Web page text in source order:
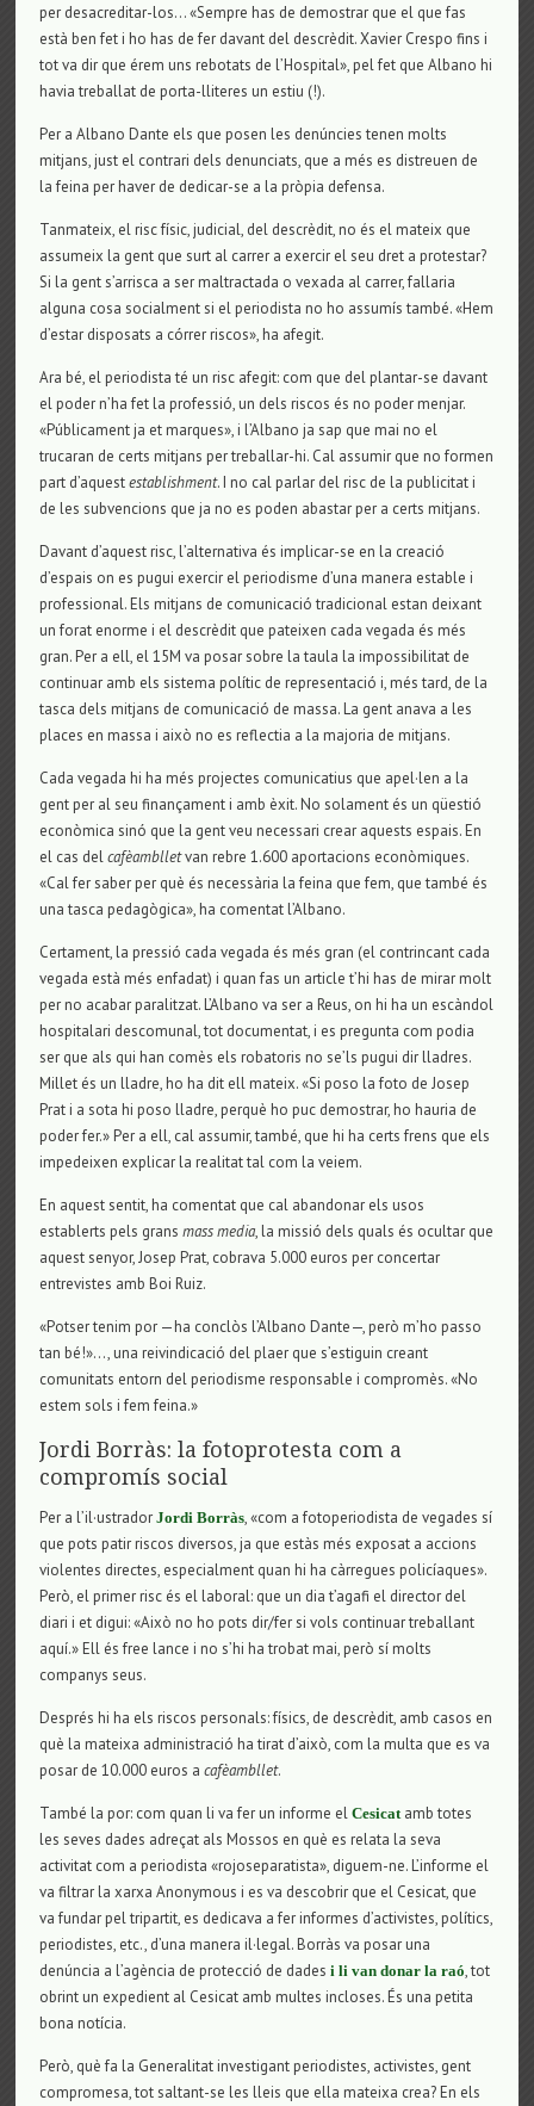
per desacreditar-los… «Sempre has de demostrar que el que fas
està ben fet i ho has de fer davant del descrèdit. Xavier Crespo fins i
tot va dir que érem uns rebotats de l’Hospital», pel fet que Albano hi
havia treballat de porta-lliteres un estiu (!).
Per a Albano Dante els que posen les denúncies tenen molts
mitjans, just el contrari dels denunciats, que a més es distreuen de
la feina per haver de dedicar-se a la pròpia defensa.
Tanmateix, el risc físic, judicial, del descrèdit, no és el mateix que
assumeix la gent que surt al carrer a exercir el seu dret a protestar?
Si la gent s’arrisca a ser maltractada o vexada al carrer, fallaria
alguna cosa socialment si el periodista no ho assumís també. «Hem
d’estar disposats a córrer riscos», ha afegit.
Ara bé, el periodista té un risc afegit: com que del plantar-se davant
el poder n’ha fet la professió, un dels riscos és no poder menjar.
«Públicament ja et marques», i l’Albano ja sap que mai no el
trucaran de certs mitjans per treballar-hi. Cal assumir que no formen
part d’aquestestablishment. I no cal parlar del risc de la publicitat i
de les subvencions que ja no es poden abastar per a certs mitjans.
Davant d’aquest risc, l’alternativa és implicar-se en la creació
d’espais on es pugui exercir el periodisme d’una manera estable i
professional. Els mitjans de comunicació tradicional estan deixant
un forat enorme i el descrèdit que pateixen cada vegada és més
gran. Per a ell, el 15M va posar sobre la taula la impossibilitat de
continuar amb els sistema polític de representació i, més tard, de la
tasca dels mitjans de comunicació de massa. La gent anava a les
places en massa i això no es reflectia a la majoria de mitjans.
Cada vegada hi ha més projectes comunicatius que apel·len a la
gent per al seu finançament i amb èxit. No solament és un qüestió
econòmica sinó que la gent veu necessari crear aquests espais. En
el cas delcafèamblletvan rebre 1.600 aportacions econòmiques.
«Cal fer saber per què és necessària la feina que fem, que també és
una tasca pedagògica», ha comentat l’Albano.
Certament, la pressió cada vegada és més gran (el contrincant cada
vegada està més enfadat) i quan fas un article t’hi has de mirar molt
per no acabar paralitzat. L’Albano va ser a Reus, on hi ha un escàndol
hospitalari descomunal, tot documentat, i es pregunta com podia
ser que als qui han comès els robatoris no se’ls pugui dir lladres.
Millet és un lladre, ho ha dit ell mateix. «Si poso la foto de Josep
Prat i a sota hi poso lladre, perquè ho puc demostrar, ho hauria de
poder fer.» Per a ell, cal assumir, també, que hi ha certs frens que els
impedeixen explicar la realitat tal com la veiem.
En aquest sentit, ha comentat que cal abandonar els usos
establerts pels gransmass media, la missió dels quals és ocultar que
aquest senyor, Josep Prat, cobrava 5.000 euros per concertar
entrevistes amb Boi Ruiz.
«Potser tenim por —ha conclòs l’Albano Dante—, però m’ho passo
tan bé!»…, una reivindicació del plaer que s’estiguin creant
comunitats entorn del periodisme responsable i compromès. «No
estem sols i fem feina.»
Jordi Borràs: la fotoprotesta com a
compromís social
Per a l’il·ustradorJordi Borràs, «com a fotoperiodista de vegades sí
que pots patir riscos diversos, ja que estàs més exposat a accions
violentes directes, especialment quan hi ha càrregues policíaques».
Però, el primer risc és el laboral: que un dia t’agafi el director del
diari i et digui: «Això no ho pots dir/fer si vols continuar treballant
aquí.» Ell és free lance i no s’hi ha trobat mai, però sí molts
companys seus.
Després hi ha els riscos personals: físics, de descrèdit, amb casos en
què la mateixa administració ha tirat d’això, com la multa que es va
posar de 10.000 euros acafèambllet.
També la por: com quan li va fer un informe elCesicatamb totes
les seves dades adreçat als Mossos en què es relata la seva
activitat com a periodista «rojoseparatista», diguem-ne. L’informe el
va filtrar la xarxa Anonymous i es va descobrir que el Cesicat, que
va fundar pel tripartit, es dedicava a fer informes d’activistes, polítics,
periodistes, etc., d’una manera il·legal. Borràs va posar una
denúncia a l’agència de protecció de dades i li van donar la raó, tot
obrint un expedient al Cesicat amb multes incloses. És una petita
bona notícia.
Però, què fa la Generalitat investigant periodistes, activistes, gent
compromesa, tot saltant-se les lleis que ella mateixa crea? En els